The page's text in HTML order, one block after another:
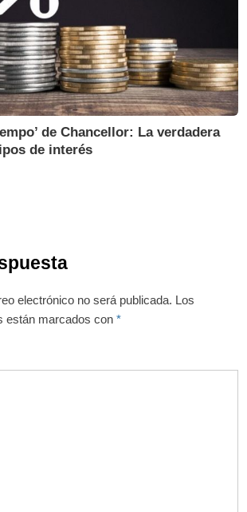
de Chancellor: La verdadera
de interés
electrónico no será publicada. Los
están marcados con*